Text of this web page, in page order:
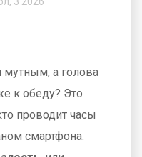
мутным, а голова
к обеду? Это
проводит часы
смартфона.